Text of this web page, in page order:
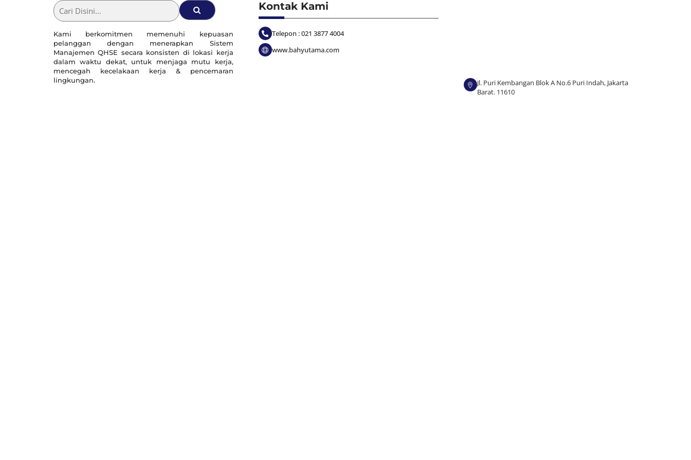
Kami berkomitmen memenuhi kepuasan
pelanggan dengan menerapkan Sistem
Manajemen QHSE secara konsisten di lokasi kerja
dalam waktu dekat, untuk menjaga mutu kerja,
mencegah kecelakaan kerja & pencemaran
lingkungan.
Kontak Kami
Telepon : 021 3877 4004
www.bahyutama.com
Jl. Puri Kembangan Blok A No.6 Puri Indah, Jakarta
Barat. 11610